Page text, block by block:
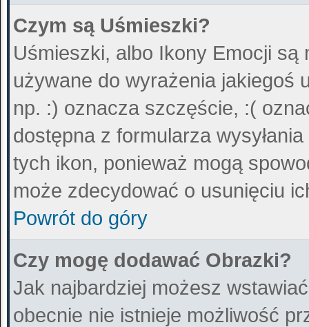
Czym są Uśmieszki?
Uśmieszki, albo Ikony Emocji są
używane do wyrażenia jakiegoś
np. :) oznacza szczęście, :(
dostępna z formularza
tych ikon, ponieważ mogą
może zdecydować o usunięciu
Powrót do góry
Czy mogę dodawać Obrazki?
Jak najbardziej możesz
obecnie nie istnieje możliwość